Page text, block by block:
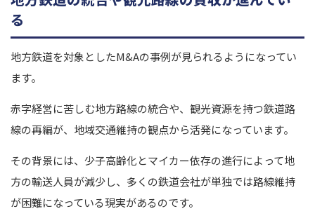
る
地方鉄道を対象としたM&Aの事例が見られるようになってい
ます。
赤字経営に苦しむ地方路線の統合や、観光資源を持つ鉄道路
線の再編が、地域交通維持の観点から活発になっています。
その背景には、少子高齢化とマイカー依存の進行によって地
方の輸送人員が減少し、多くの鉄道会社が単独では路線維持
が困難になっている現実があるのです。